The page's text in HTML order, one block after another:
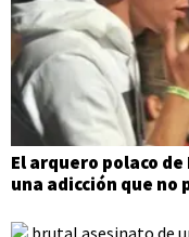
El arquero polaco
una adicción que